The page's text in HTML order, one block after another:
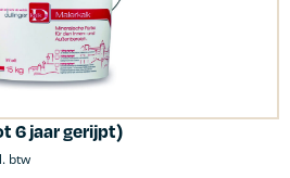
6 jaar gerijpt)
btw